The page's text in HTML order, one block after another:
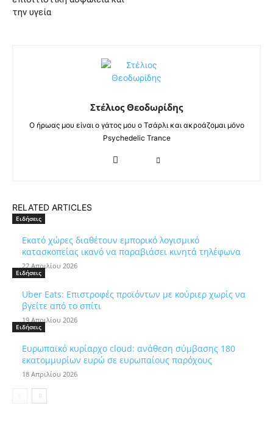
την υγεία
Στέλιος Θεοδωρίδης
Ο ήρωας μου είναι ο γάτος μου ο Τσάρλι και ακροάζομαι μόνο
Psychedelic Trance
RELATED ARTICLES
Ειδήσεις
Εκατό χώρες διαθέτουν εμπορικό λογισμικό
κατασκοπείας ικανό να παραβιάσει κινητά τηλέφωνα
22 Απριλίου 2026
Ειδήσεις
Uber Eats: Επιστροφές προϊόντων με κούριερ χωρίς να
βγείτε από το σπίτι
19 Απριλίου 2026
Ειδήσεις
Ευρωπαϊκό κυρίαρχο cloud: ανάθεση σύμβασης 180
εκατομμυρίων ευρώ σε ευρωπαίους παρόχους
18 Απριλίου 2026